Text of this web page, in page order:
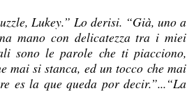
Lukey.” Lo derisi. “Già, uno a
mano con delicatezza tra i miei
sono le parole che ti piacciono,
mai si stanca, ed un tocco che mai
es la que queda por decir.”...“La